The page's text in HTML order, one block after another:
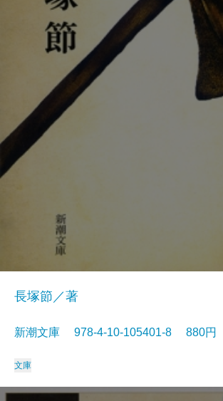
長塚節／著
新潮文庫 978-4-10-105401-8 880円
文庫